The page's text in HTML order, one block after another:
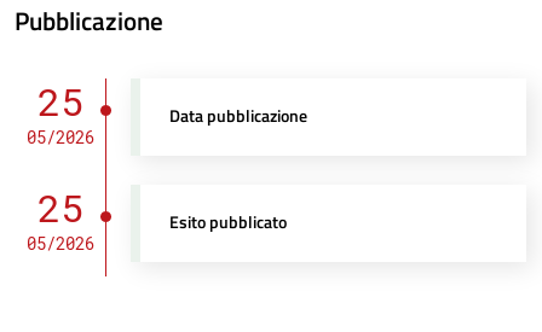
Pubblicazione
25
05/2026
Data pubblicazione
25
05/2026
Esito pubblicato